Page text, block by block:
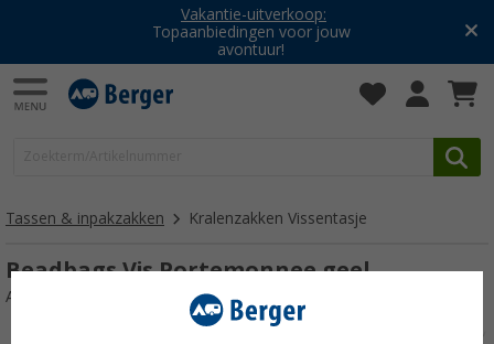
Vakantie-uitverkoop:
Topaanbiedingen voor jouw
avontuur!
Tassen & inpakzakken Kralenzakken Vissentasje
Beadbags Vis Portemonnee geel
Artikelnr: 846853